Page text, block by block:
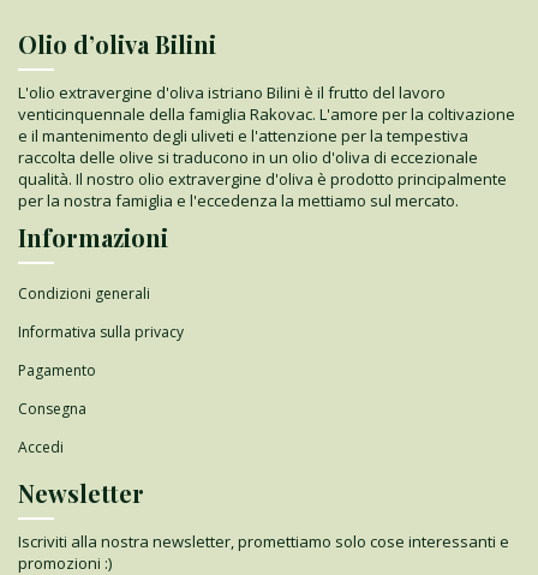
Olio d’oliva Bilini
L'olio extravergine d'oliva istriano Bilini è il frutto del lavoro
venticinquennale della famiglia Rakovac. L'amore per la coltivazione
e il mantenimento degli uliveti e l'attenzione per la tempestiva
raccolta delle olive si traducono in un olio d'oliva di eccezionale
qualità. Il nostro olio extravergine d'oliva è prodotto principalmente
per la nostra famiglia e l'eccedenza la mettiamo sul mercato.
Informazioni
Condizioni generali
Informativa sulla privacy
Pagamento
Consegna
Accedi
Newsletter
Iscriviti alla nostra newsletter, promettiamo solo cose interessanti e
promozioni :)